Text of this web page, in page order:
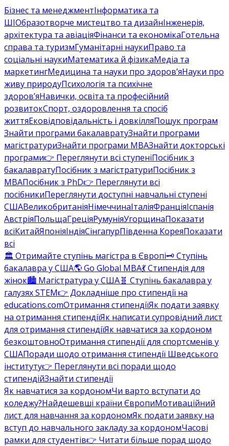
Бізнес та менеджментІнформатика та
ШІОбразотворче мистецтво та дизайнІнженерія,
архітектура та авіаціяФінанси та економікаГотельна
справа та туризмГуманітарні наукиПраво та
соціальні наукиМатематика й фізикаМедіа та
маркетингМедицина та науки про здоров’яНауки про
живу природуПсихологія та психічне
здоров’яНавички, освіта та професійний
розвитокСпорт, оздоровлення та спосіб
життяЕковідповідальність і довкілляПошук програм
Знайти програми бакалавратуЗнайти програми
магістратуриЗнайти програми MBAЗнайти докторські
програми👉 Переглянути всі ступеніПосібник з
бакалавратуПосібник з магістратуриПосібник з
MBAПосібник з PhD👉 Переглянути всі
посібникиПереглянути доступні навчальні ступені
СШАВеликобританіяНімеччинаІталіяФранціяІспанія
АвстріяПольщаГреціяРумуніяУгорщинаПоказати
всіКитайЯпоніяІндіяСінгапурПівденна КореяПоказати
всі
🏛️ Отримайте ступінь магістра в Європі🗝️ Ступінь
бакалавра у США🌎 Go Global MBA💃 Стипендія для
жінок🏙️ Магістратура у США🧬 Ступінь бакалавра у
галузях STEM👉 Докладніше про стипендії на
educations.comОтримання стипендіїЯк подати заявку
на отримання стипендіїЯк написати супровідний лист
для отримання стипендіїЯк навчатися за кордоном
безкоштовноОтримання стипендії для спортсменів у
СШАПоради щодо отримання стипендії Шведського
інституту👉 Переглянути всі поради щодо
стипендійЗнайти стипендії
Як навчатися за кордономЧи варто вступати до
коледжу?Найдешевші країни ЄвропиМотиваційний
лист для навчання за кордономЯк подати заявку на
вступ до навчального закладу за кордономЧасові
рамки для студентів👉 Читати більше порад щодо